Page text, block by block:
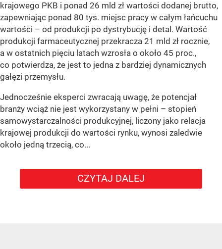
krajowego PKB i ponad 26 mld zł wartości dodanej brutto,
zapewniając ponad 80 tys. miejsc pracy w całym łańcuchu
wartości – od produkcji po dystrybucję i detal. Wartość
produkcji farmaceutycznej przekracza 21 mld zł rocznie,
a w ostatnich pięciu latach wzrosła o około 45 proc.,
co potwierdza, że jest to jedna z bardziej dynamicznych
gałęzi przemysłu.
Jednocześnie eksperci zwracają uwagę, że potencjał
branży wciąż nie jest wykorzystany w pełni – stopień
samowystarczalności produkcyjnej, liczony jako relacja
krajowej produkcji do wartości rynku, wynosi zaledwie
około jedną trzecią, co...
CZYTAJ DALEJ